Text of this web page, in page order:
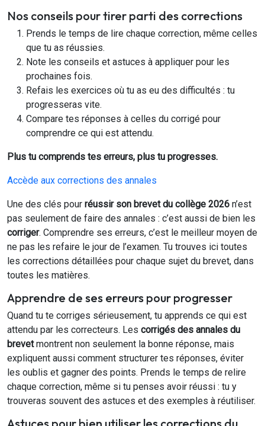
Nos conseils pour tirer parti des corrections
Prends le temps de lire chaque correction, même celles
que tu as réussies.
Note les conseils et astuces à appliquer pour les
prochaines fois.
Refais les exercices où tu as eu des difficultés : tu
progresseras vite.
Compare tes réponses à celles du corrigé pour
comprendre ce qui est attendu.
Plus tu comprends tes erreurs, plus tu progresses.
Accède aux corrections des annales
Une des clés pour réussir son brevet du collège 2026 n’est
pas seulement de faire des annales : c’est aussi de bien les
corriger. Comprendre ses erreurs, c’est le meilleur moyen de
ne pas les refaire le jour de l’examen. Tu trouves ici toutes
les corrections détaillées pour chaque sujet du brevet, dans
toutes les matières.
Apprendre de ses erreurs pour progresser
Quand tu te corriges sérieusement, tu apprends ce qui est
attendu par les correcteurs. Les corrigés des annales du
brevetmontrent non seulement la bonne réponse, mais
expliquent aussi comment structurer tes réponses, éviter
les oublis et gagner des points. Prends le temps de relire
chaque correction, même si tu penses avoir réussi : tu y
trouveras souvent des astuces et des exemples à réutiliser.